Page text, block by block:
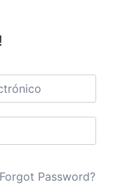
Forgot Password?